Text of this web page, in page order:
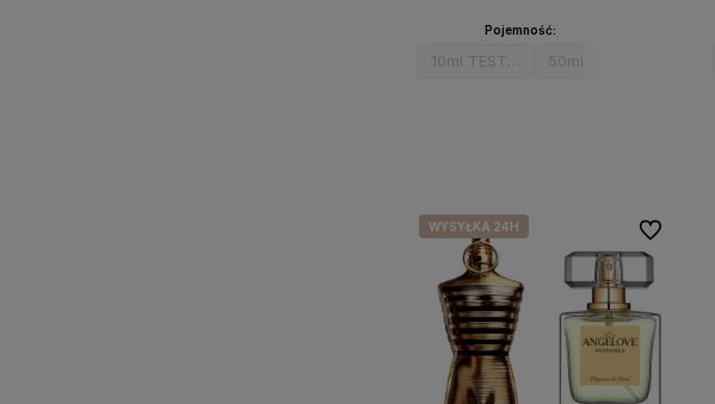
Pojemność:
10ml TESTER 50ml
WYSYŁKA 24H Do